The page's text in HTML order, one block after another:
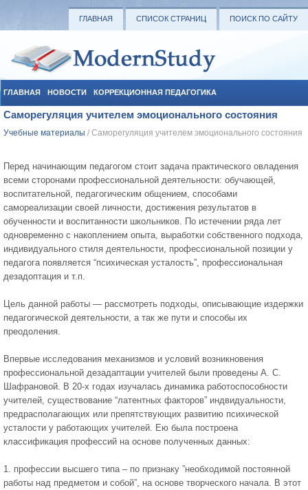
ГЛАВНАЯ СПИСОК СТРАНИЦ ПОИСК ПО САЙТУ
ГЛАВНАЯ НОВОСТИ КОРРЕКЦИОННАЯ ПЕДАГОГИКА
СОЦИАЛЬНАЯ ПЕДАГОГИКА УЧЕБНЫЕ МАТЕРИАЛЫ
Саморегуляция учителем эмоционального состояния
Учебные материалы / Саморегуляция учителем эмоционального состояния
Перед начинающим педагогом стоит задача практического овладения
всеми сторонами профессиональной деятельности: обучающей,
воспитательной, педагогическим общением, способами
самореализации своей личности, достижения результатов в
обученности и воспитанности школьников. По истечении ряда лет
одновременно с накоплением опыта, выработки собственного подхода,
индивидуального стиля деятельности, профессиональной позиции у
педагога появляется “психическая усталость”, профессиональная
дезадоптация и т.п.
Цель данной работы — рассмотреть подходы, описывающие издержки
педагогической деятельности, а так же пути и способы их
преодоления.
Впервые исследования механизмов и условий возникновения
профессиональной дезадаптации учителей были проведены А. С.
Шафрановой. В 20-х годах изучалась динамика работоспособности
учителей, существование “латентных факторов” индвидуальности,
предрасполагающих или препятствующих развитию психической
усталости у работающих учителей. Ею была построена
классификация профессий на основе полученных данных:
1. профессии высшего типа – по признаку ”необходимой постоянной
работы над предметом и собой”, на основе творческого начала. В этот